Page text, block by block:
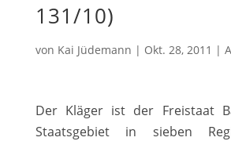
131/10)
von Kai Jüdemann | Okt. 28, 2011 |
Der Kläger ist der Freistaat
Staatsgebiet in sieben